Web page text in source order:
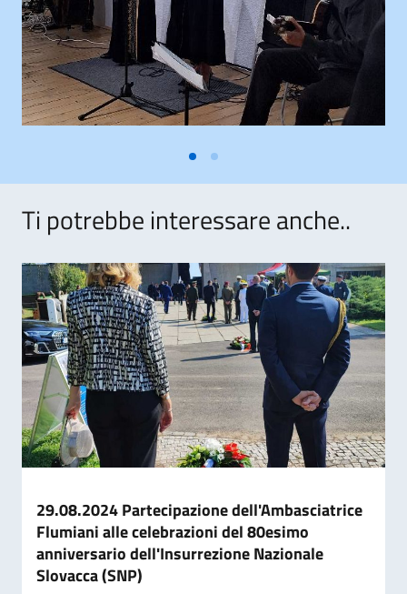
Ti potrebbe interessare anche..
29.08.2024 Partecipazione dell'Ambasciatrice
Flumiani alle celebrazioni del 80esimo
anniversario dell'Insurrezione Nazionale
Slovacca (SNP)